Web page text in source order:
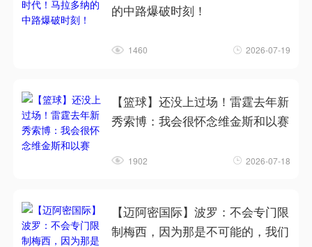
的中路爆破时刻！
1460 2026-07-19
【篮球】还没上过场！雷霆去年新
秀索博：我会很怀念维金斯和以赛
1902 2026-07-18
【迈阿密国际】波罗：不会专门限
制梅西，因为那是不可能的，我们